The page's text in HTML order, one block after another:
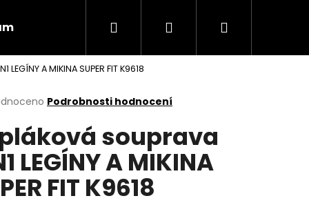
Obchodní podmínky Vrácení zboží
Hledat PřihlášeníNákupní
A MIKINA SUPER FIT K9618
Podrobnosti hodnocení
souprava
LEGÍNY A MIKINA
FIT K9618